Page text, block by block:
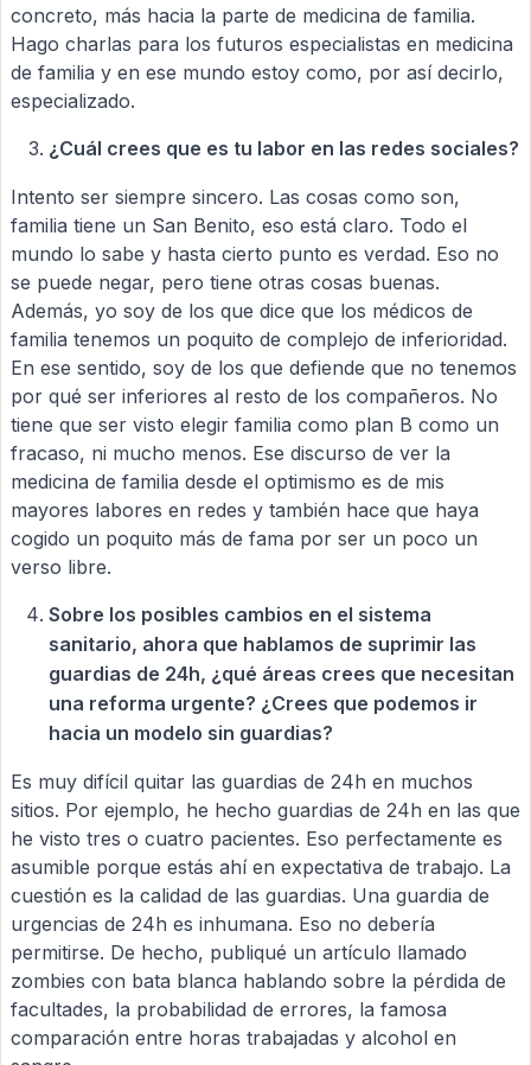
concreto, más hacia la parte de medicina de familia.
Hago charlas para los futuros especialistas en medicina
de familia y en ese mundo estoy como, por así decirlo,
especializado.
¿Cuál crees que es tu labor en las redes sociales?
Intento ser siempre sincero. Las cosas como son,
familia tiene un San Benito, eso está claro. Todo el
mundo lo sabe y hasta cierto punto es verdad. Eso no
se puede negar, pero tiene otras cosas buenas.
Además, yo soy de los que dice que los médicos de
familia tenemos un poquito de complejo de inferioridad.
En ese sentido, soy de los que defiende que no tenemos
por qué ser inferiores al resto de los compañeros. No
tiene que ser visto elegir familia como plan B como un
fracaso, ni mucho menos. Ese discurso de ver la
medicina de familia desde el optimismo es de mis
mayores labores en redes y también hace que haya
cogido un poquito más de fama por ser un poco un
verso libre.
Sobre los posibles cambios en el sistema
sanitario, ahora que hablamos de suprimir las
guardias de 24h, ¿qué áreas crees que necesitan
una reforma urgente? ¿Crees que podemos ir
hacia un modelo sin guardias?
Es muy difícil quitar las guardias de 24h en muchos
sitios. Por ejemplo, he hecho guardias de 24h en las que
he visto tres o cuatro pacientes. Eso perfectamente es
asumible porque estás ahí en expectativa de trabajo. La
cuestión es la calidad de las guardias. Una guardia de
urgencias de 24h es inhumana. Eso no debería
permitirse. De hecho, publiqué un artículo llamado
zombies con bata blanca hablando sobre la pérdida de
facultades, la probabilidad de errores, la famosa
comparación entre horas trabajadas y alcohol en